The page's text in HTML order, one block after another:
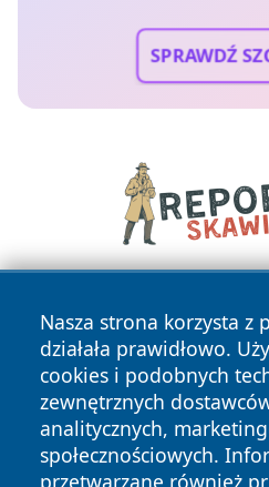
SPRAWDŹ
Nasza strona korzysta z
działała prawidłowo.
cookies i podobnych
zewnętrznych
analitycznych,
społecznościowych.
przetwarzane również
Copyright © 2026 kielceinfo.pl